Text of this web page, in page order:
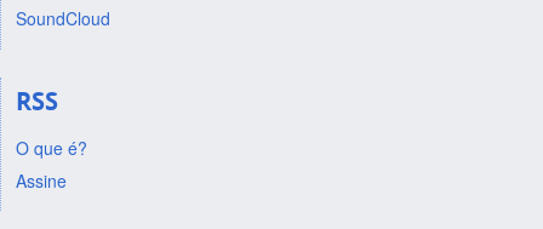
SoundCloud
RSS
O que é?
Assine